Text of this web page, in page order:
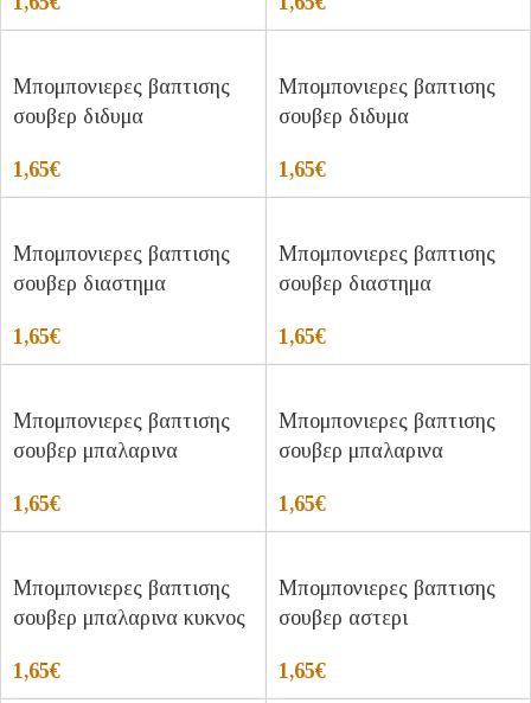
Μπομπονιερες βαπτισης
σουβερ διδυμα
1,65€
Μπομπονιερες βαπτισης
σουβερ διδυμα
1,65€
Μπομπονιερες βαπτισης
σουβερ διαστημα
1,65€
Μπομπονιερες βαπτισης
σουβερ διαστημα
1,65€
Μπομπονιερες βαπτισης
σουβερ μπαλαρινα
1,65€
Μπομπονιερες βαπτισης
σουβερ μπαλαρινα
1,65€
Μπομπονιερες βαπτισης
σουβερ μπαλαρινα κυκνος
1,65€
Μπομπονιερες βαπτισης
σουβερ αστερι
1,65€